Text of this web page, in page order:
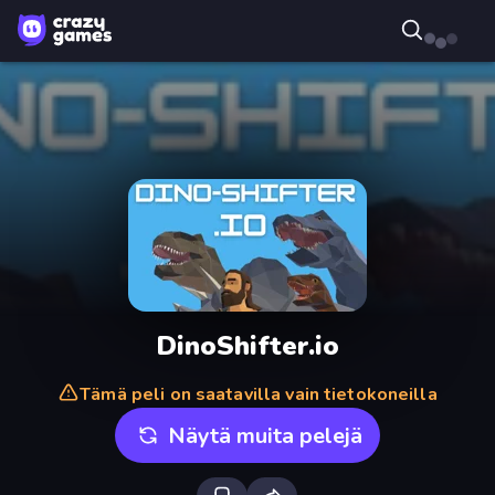
DinoShifter.io
Tämä peli on saatavilla vain tietokoneilla
Näytä muita pelejä